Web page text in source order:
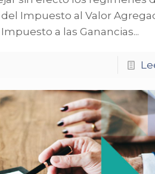
Impuesto al Valor
a las Ganancias...